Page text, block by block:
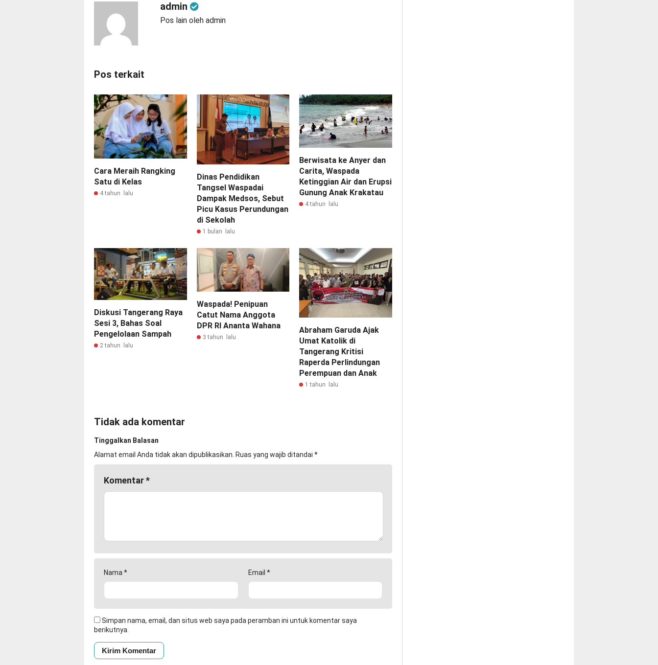
admin
Pos lain oleh admin
Pos terkait
Cara Meraih Rangking
Satu di Kelas
4 tahun lalu
Dinas Pendidikan
Tangsel Waspadai
Dampak Medsos, Sebut
Picu Kasus Perundungan
di Sekolah
1 bulan lalu
Berwisata ke Anyer dan
Carita, Waspada
Ketinggian Air dan Erupsi
Gunung Anak Krakatau
4 tahun lalu
Diskusi Tangerang Raya
Sesi 3, Bahas Soal
Pengelolaan Sampah
2 tahun lalu
Waspada! Penipuan
Catut Nama Anggota
DPR RI Ananta Wahana
3 tahun lalu
Abraham Garuda Ajak
Umat Katolik di
Tangerang Kritisi
Raperda Perlindungan
Perempuan dan Anak
1 tahun lalu
Tidak ada komentar
Tinggalkan Balasan
Alamat email Anda tidak akan dipublikasikan. Ruas yang wajib ditandai *
Komentar*
Nama * Email *
Simpan nama, email, dan situs web saya pada peramban ini untuk komentar saya
berikutnya.